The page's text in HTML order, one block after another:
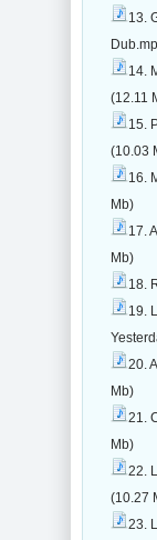
13.
14.
(12.11
15.
(10.03
16.
Mb)
17.
Mb)
18.
19.
20.
Mb)
21.
Mb)
22.
(10.27
23.